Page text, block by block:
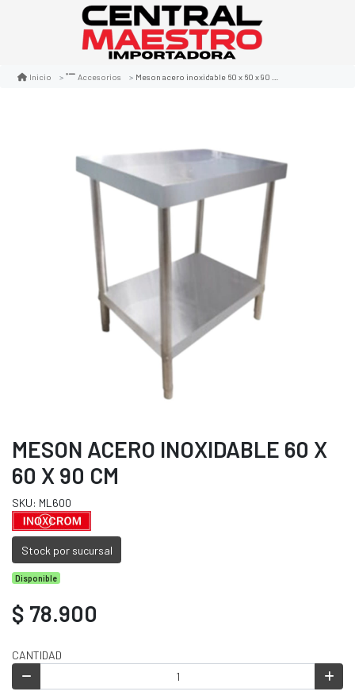
Inicio Accesorios Meson acero inoxidable 60 x 60 x 90 cm
MESON ACERO INOXIDABLE 60 X
60 X 90 CM
SKU: ML600
Stock por sucursal
Disponible
$ 78.900
CANTIDAD